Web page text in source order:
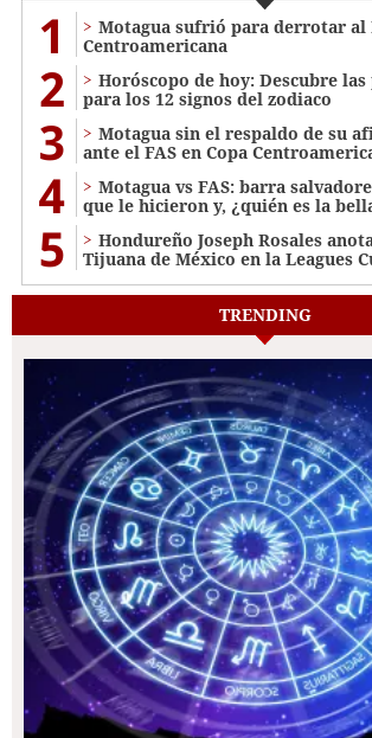
1
Motagua sufrió para derrotar al
Centroamericana
2
Horóscopo de hoy: Descubre
para los 12 signos del zodiaco
3
Motagua sin el respaldo de su
ante el FAS en Copa
4
Motagua vs FAS: barra
que le hicieron y, ¿quién es la
5
Hondureño Joseph Rosales
Tijuana de México en la Leagues
TRENDING